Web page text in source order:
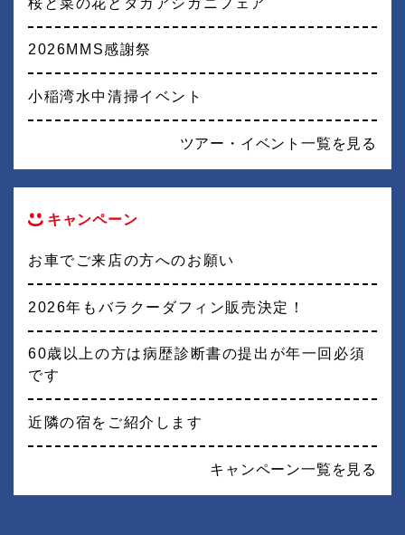
2026MMS感謝祭
小稲湾水中清掃イベント
ツアー・イベント一覧を見る
キャンペーン
お車でご来店の方へのお願い
2026年もバラクーダフィン販売決定！
60歳以上の方は病歴診断書の提出が年一回必須
です
近隣の宿をご紹介します
キャンペーン一覧を見る